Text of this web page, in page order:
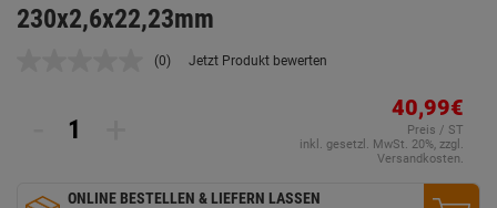
230x2,6x22,23mm
Kein
(0) Jetzt Produkt bewerten
40,99€
Preis / ST
inkl. gesetzl. MwSt. 20%, zzgl.
Versandkosten.
ONLINE BESTELLEN & LIEFERN LASSEN